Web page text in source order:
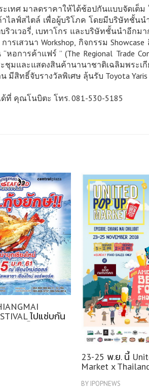
มาลดราคาให้ได้ช้อปกันแบบจัดเต็ม ใน
ค้าไลฟ์สไตล์ เพื่อผู้บริโภค โดยมีบริษัทชั้
วเวอรี่, เบทาโกร และบริษัทชั้นนำอีก
เสวนา Workshop, กิจกรรม
การค้าแฟร์ ” (The Regional Trade
มและแสดงสินค้านานาชาติเฉลิมพระเ
มีสิทธิ์จับรางวัลพิเศษ ลุ้นรับ Toyota
ที่ คุณโนบิตะ โทร. 081-530-5185
ไปแซ่บกัน
ร์ต
23-25 พ.ย. นี้
Market x
BY IPOPNEWS